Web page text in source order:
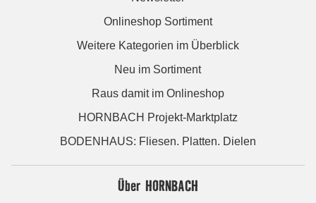
Onlineshop Sortiment
Weitere Kategorien im Überblick
Neu im Sortiment
Raus damit im Onlineshop
HORNBACH Projekt-Marktplatz
BODENHAUS: Fliesen. Platten. Dielen
Über HORNBACH